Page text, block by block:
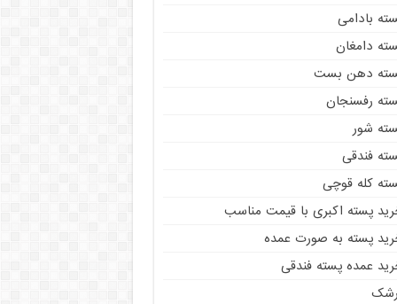
بادامی
دامغان
دهن بست
رفسنجان
شور
فندقی
کله قوچی
پسته اکبری با قیمت مناسب
پسته به صورت عمده
عمده پسته فندقی